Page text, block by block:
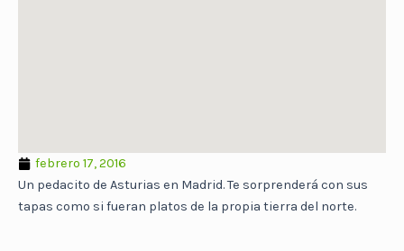
febrero 17, 2016
Un pedacito de Asturias en Madrid. Te sorprenderá con sus
tapas como si fueran platos de la propia tierra del norte.